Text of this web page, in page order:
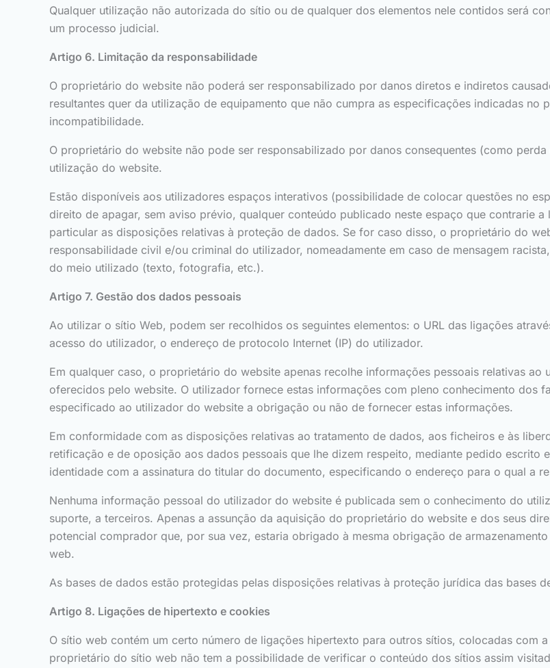
Qualquer utilização não autorizada do sítio ou de qualquer dos elementos nele contidos será
um processo judicial.
Artigo 6. Limitação da responsabilidade
O proprietário do website não poderá ser responsabilizado por danos diretos e indiretos
resultantes quer da utilização de equipamento que não cumpra as especificações indicadas no
incompatibilidade.
O proprietário do website não pode ser responsabilizado por danos consequentes (como
utilização do website.
Estão disponíveis aos utilizadores espaços interativos (possibilidade de colocar questões no
direito de apagar, sem aviso prévio, qualquer conteúdo publicado neste espaço que contrarie
particular as disposições relativas à proteção de dados. Se for caso disso, o proprietário do
responsabilidade civil e/ou criminal do utilizador, nomeadamente em caso de mensagem
do meio utilizado (texto, fotografia, etc.).
Artigo 7. Gestão dos dados pessoais
Ao utilizar o sítio Web, podem ser recolhidos os seguintes elementos: o URL das ligações
acesso do utilizador, o endereço de protocolo Internet (IP) do utilizador.
Em qualquer caso, o proprietário do website apenas recolhe informações pessoais relativas
oferecidos pelo website. O utilizador fornece estas informações com pleno conhecimento dos
especificado ao utilizador do website a obrigação ou não de fornecer estas informações.
Em conformidade com as disposições relativas ao tratamento de dados, aos ficheiros e às
retificação e de oposição aos dados pessoais que lhe dizem respeito, mediante pedido escrito
identidade com a assinatura do titular do documento, especificando o endereço para o qual a
Nenhuma informação pessoal do utilizador do website é publicada sem o conhecimento do
suporte, a terceiros. Apenas a assunção da aquisição do proprietário do website e dos seus
potencial comprador que, por sua vez, estaria obrigado à mesma obrigação de
web.
As bases de dados estão protegidas pelas disposições relativas à proteção jurídica das bases
Artigo 8. Ligações de hipertexto e cookies
O sítio web contém um certo número de ligações hipertexto para outros sítios, colocadas com
proprietário do sítio web não tem a possibilidade de verificar o conteúdo dos sítios assim